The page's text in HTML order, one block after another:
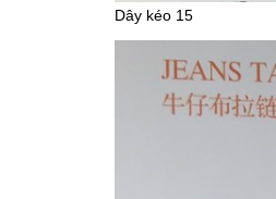
Dây kéo 15